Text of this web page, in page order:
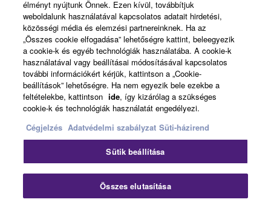
Magyarország - English
Business
Kapcsolat velünkFelhasználás feltételei
Adatvédelmi szabályzatSütikre vonatkozó szabályzat
Cégjelzés
élményt nyújtunk Önnek. Ezen kívül, továbbítjuk
weboldalunk használatával kapcsolatos adatait hirdetési,
közösségi média és elemzési partnereinknek. Ha az
„Összes cookie elfogadása” lehetőségre kattint, beleegyezik
a cookie-k és egyéb technológiák használatába. A cookie-k
használatával vagy beállításai módosításával kapcsolatos
további információkért kérjük, kattintson a „Cookie-
beállítások” lehetőségre. Ha nem egyezik bele ezekbe a
feltételekbe, kattintson ide, így kizárólag a szükséges
cookie-k és technológiák használatát engedélyezi.
Cégjelzés Adatvédelmi szabályzat Süti-házirend
Sütik beállítása
Összes elutasítása